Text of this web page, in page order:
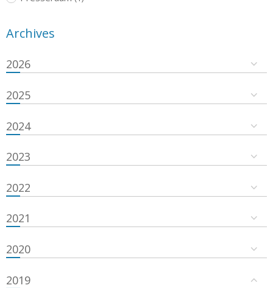
Archives
2026
2025
2024
2023
2022
2021
2020
2019